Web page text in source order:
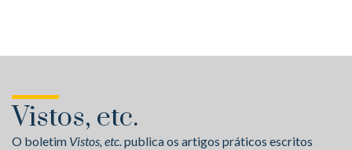
Vistos, etc.
O boletim Vistos, etc.publica os artigos práticos escritos